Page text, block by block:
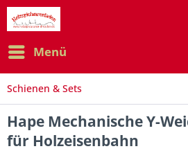
Menü
Schienen & Sets
Hape Mechanische Y-
für Holzeisenbahn